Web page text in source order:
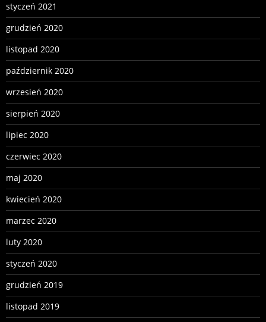
styczeń 2021
grudzień 2020
listopad 2020
październik 2020
wrzesień 2020
sierpień 2020
lipiec 2020
czerwiec 2020
maj 2020
kwiecień 2020
marzec 2020
luty 2020
styczeń 2020
grudzień 2019
listopad 2019